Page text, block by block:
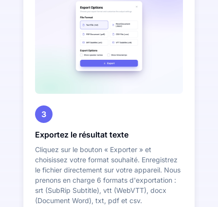
3
Exportez le résultat texte
Cliquez sur le bouton « Exporter » et
choisissez votre format souhaité. Enregistrez
le fichier directement sur votre appareil. Nous
prenons en charge 6 formats d'exportation :
srt (SubRip Subtitle), vtt (WebVTT), docx
(Document Word), txt, pdf et csv.